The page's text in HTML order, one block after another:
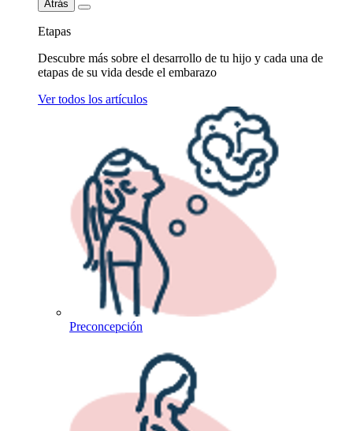
Atrás
Etapas
Descubre más sobre el desarrollo de tu hijo y cada una de
etapas de su vida desde el embarazo
Ver todos los artículos
Preconcepción